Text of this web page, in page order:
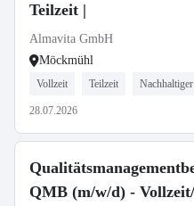
Teilzeit |
Almavita GmbH
Möckmühl
Vollzeit Teilzeit
28.07.2026
QMB (m/w/d) -